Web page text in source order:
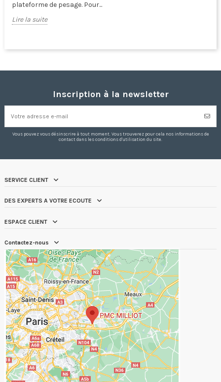
plateforme de pesage. Pour...
Lire la suite
Inscription à la newsletter
Vous pouvez vous désinscrire à tout moment. Vous trouverez pour cela nos informations de
contact dans les conditions d'utilisation du site.
SERVICE CLIENT
DES EXPERTS A VOTRE ECOUTE
ESPACE CLIENT
Contactez-nous